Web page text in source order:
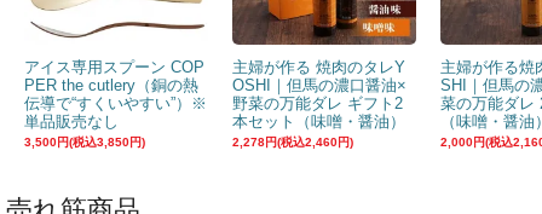
アイス専用スプーン COP
PER the cutlery（銅の熱
伝導で“すくいやすい”）※
単品販売なし
3,500円(税込3,850円)
主婦が作る 焼肉のタレY
OSHI｜但馬の濃口醤油×
野菜の万能ダレ ギフト2
本セット（味噌・醤油）
2,278円(税込2,460円)
主婦が作る焼
SHI｜但馬の
菜の万能ダレ
（味噌・醤油
2,000円(税込